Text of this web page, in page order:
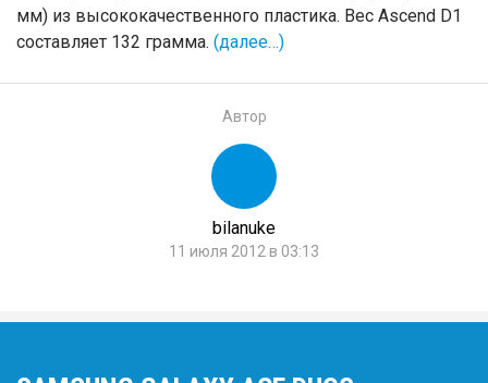
мм) из высококачественного пластика. Вес Ascend D1
составляет 132 грамма. (далее…)
Автор
bilanuke
11 июля 2012 в 03:13